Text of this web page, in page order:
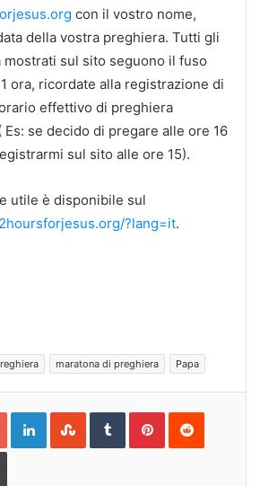
con il vostro nome,
della vostra preghiera. Tutti gli
sul sito seguono il fuso
ora, ricordate alla registrazione di
effettivo di preghiera
Es: se decido di pregare alle ore 16
sul sito alle ore 15).
utile è disponibile sul
?lang=it.
maratona di preghiera Papa
Google+LinkedInStumbleUpon
TumblrPinterestReddit
Print